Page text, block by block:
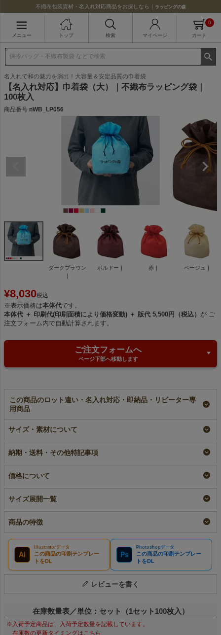
不織布包装資材・名入れ対応商品をお探しなら｜ ラッピングの森
メニュー トップ 検索 マイページ カート
0
名入れで和の魅力を演出！大容量＆安定品質の巾着袋
【名入れ対応】巾着袋（大）｜不織布ラッピング袋｜
100枚入
商品番号 nWB_LP056
ダークブラウン
ボルドー｜ 赤｜ ベージュ｜
¥8,030税込
※表示価格は本体代です。
本体代 ＋ 印刷代(印刷面積により価格変動) ＋ 版代 5,500円（税込） が ご
注文フォーム内で自動計算されます。
ご注文フォームへ
ページ下部へ移動します
この商品のロット違い・名入れ対応・即納品・リピーター専
用商品
着袋（大）｜不織布ラ
（1000枚以上専用）
大ロット名入れ
¥7,480税込
¥1,496
（大）｜不織布ラッピ
サイズ・素材について
納期・送料・その他特記事項
価格について
サイズ展開一覧
商品の特徴
Ai
Illustratorデータ
この商品の印刷テンプレー
トをDL
Ps
Photoshopデータ
この商品の印刷テンプレー
トをDL
レビューを書く
在庫数量表／単位：セット（1セット100枚入）
※入荷予定商品は、入荷予定数量を記載しています。
在庫数の更新タイミングはこちら